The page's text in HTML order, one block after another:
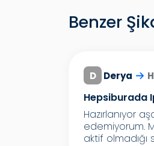
Benzer
D Derya
Hepsiburada
Hazırlanıyor
edemiyorum.
aktif olmadığı